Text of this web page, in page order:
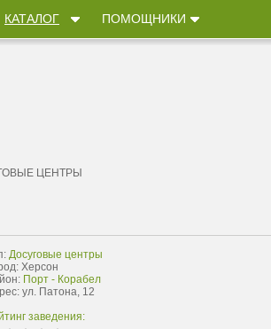
КАТАЛОГ ПОМОЩНИКИ
ЦЕНТРЫ
Досуговые центры
Херсон
Порт - Корабел
ул. Патона, 12
заведения: